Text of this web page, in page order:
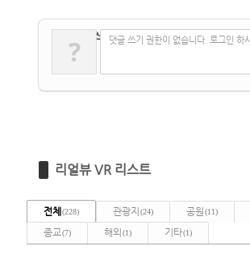
댓글 쓰기
? 댓글 쓰기 권한이 없습니다. 로그인 하
리얼뷰 VR 리스트
전체 (228) 관광지 (24) 공원 (11)
종교(7) 해외 (1) 기타(1)